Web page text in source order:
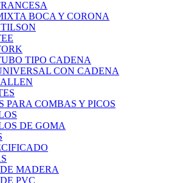
BOCA Y CORONA
TIPO CADENA
CON CADENA
PARA COMBAS Y PICOS
DE GOMA
MADERA
PVC